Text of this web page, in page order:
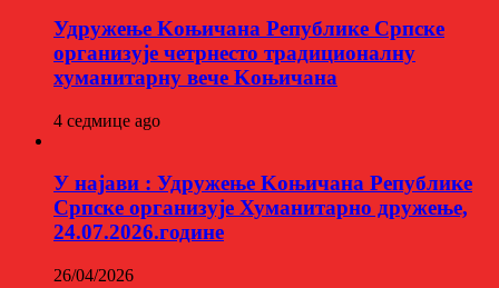
Удружење Kоњичана Републике Српске
организује четрнесто традиционалну
хуманитарну вече Kоњичана
4 седмице ago
У најави : Удружење Kоњичана Републике
Српске организује Хуманитарно дружење,
24.07.2026.године
26/04/2026